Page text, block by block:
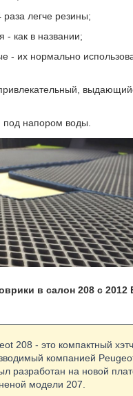
легче резины;
- как в названии;
- их нормально
под напором воды.
в салон 208 с 2012
208 - это компактный
компанией
разработан на новой
модели 207.